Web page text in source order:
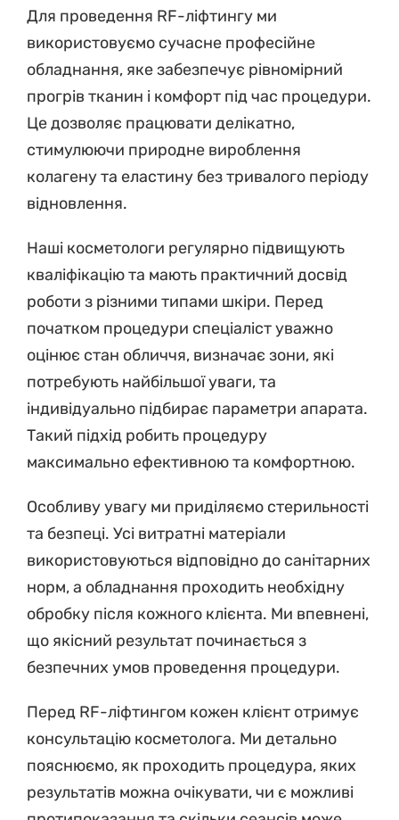
Для проведення RF-ліфтингу ми
використовуємо сучасне професійне
обладнання, яке забезпечує рівномірний
прогрів тканин і комфорт під час процедури.
Це дозволяє працювати делікатно,
стимулюючи природне вироблення
колагену та еластину без тривалого періоду
відновлення.
Наші косметологи регулярно підвищують
кваліфікацію та мають практичний досвід
роботи з різними типами шкіри. Перед
початком процедури спеціаліст уважно
оцінює стан обличчя, визначає зони, які
потребують найбільшої уваги, та
індивідуально підбирає параметри апарата.
Такий підхід робить процедуру
максимально ефективною та комфортною.
Особливу увагу ми приділяємо стерильності
та безпеці. Усі витратні матеріали
використовуються відповідно до санітарних
норм, а обладнання проходить необхідну
обробку після кожного клієнта. Ми впевнені,
що якісний результат починається з
безпечних умов проведення процедури.
Перед RF-ліфтингом кожен клієнт отримує
консультацію косметолога. Ми детально
пояснюємо, як проходить процедура, яких
результатів можна очікувати, чи є можливі